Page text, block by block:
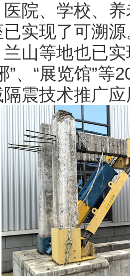
院、学校、
实现了可溯
山等地也已
”、“展览馆”
震技术推广